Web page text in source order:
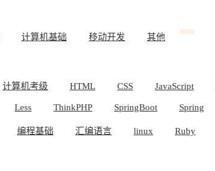
计算机基础 移动开发 其他
计算机考级 HTML CSS JavaScript
Less ThinkPHP SpringBoot Spring
编程基础 汇编语言 linux Ruby